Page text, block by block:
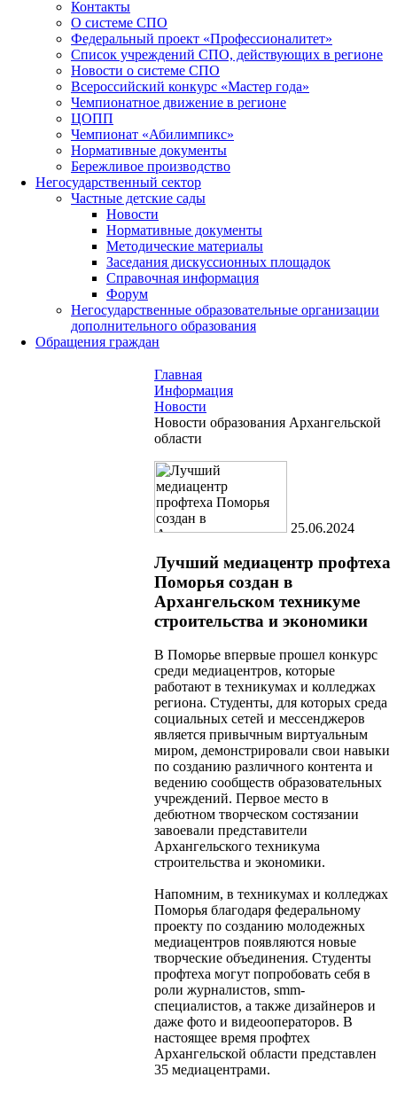
Контакты
О системе СПО
Федеральный проект «Профессионалитет»
Список учреждений СПО, действующих в регионе
Новости о системе СПО
Всероссийский конкурс «Мастер года»
Чемпионатное движение в регионе
ЦОПП
Чемпионат «Абилимпикс»
Нормативные документы
Бережливое производство
Негосударственный сектор
Частные детские сады
Новости
Нормативные документы
Методические материалы
Заседания дискуссионных площадок
Справочная информация
Форум
Негосударственные образовательные организации
дополнительного образования
Обращения граждан
Главная
Информация
Новости
Новости образования Архангельской
области
25.06.2024
Лучший медиацентр профтеха
Поморья создан в
Архангельском техникуме
строительства и экономики
В Поморье впервые прошел конкурс
среди медиацентров, которые
работают в техникумах и колледжах
региона. Студенты, для которых среда
социальных сетей и мессенджеров
является привычным виртуальным
миром, демонстрировали свои навыки
по созданию различного контента и
ведению сообществ образовательных
учреждений. Первое место в
дебютном творческом состязании
завоевали представители
Архангельского техникума
строительства и экономики.
Напомним, в техникумах и колледжах
Поморья благодаря федеральному
проекту по созданию молодежных
медиацентров появляются новые
творческие объединения. Студенты
профтеха могут попробовать себя в
роли журналистов, smm-
специалистов, а также дизайнеров и
даже фото и видеооператоров. В
настоящее время профтех
Архангельской области представлен
35 медиацентрами.